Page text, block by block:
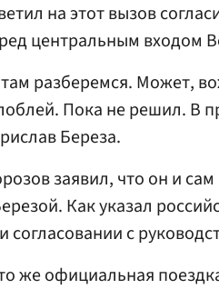
на этот вызов
центральным входом
разберемся. Может,
Пока не решил. В
Береза.
заявил, что он и
Как указал
согласовании с
же официальная